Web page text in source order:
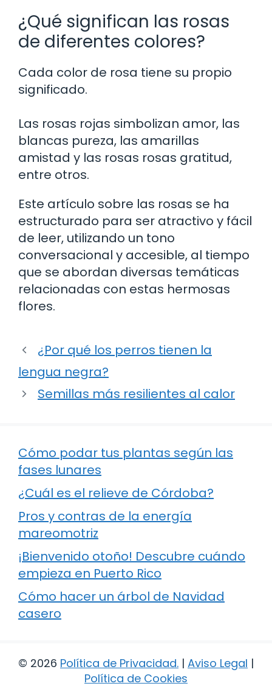
¿Qué significan las rosas
de diferentes colores?
Cada color de rosa tiene su propio
significado.
Las rosas rojas simbolizan amor, las
blancas pureza, las amarillas
amistad y las rosas rosas gratitud,
entre otros.
Este artículo sobre las rosas se ha
estructurado para ser atractivo y fácil
de leer, utilizando un tono
conversacional y accesible, al tiempo
que se abordan diversas temáticas
relacionadas con estas hermosas
flores.
¿Por qué los perros tienen la
lengua negra?
Semillas más resilientes al calor
Cómo podar tus plantas según las
fases lunares
¿Cuál es el relieve de Córdoba?
Pros y contras de la energía
mareomotriz
¡Bienvenido otoño! Descubre cuándo
empieza en Puerto Rico
Cómo hacer un árbol de Navidad
casero
© 2026 Política de Privacidad. | Aviso Legal |
Política de Cookies